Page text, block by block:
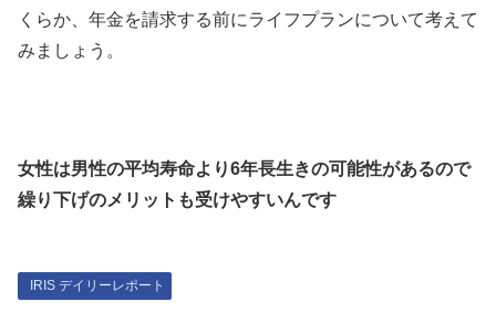
くらか、年金を請求する前にライフプランについて考えて
みましょう。
女性は男性の平均寿命より6年長生きの可能性があるので
繰り下げのメリットも受けやすいんです
IRIS デイリーレポート